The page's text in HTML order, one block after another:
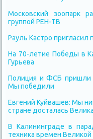
Московский зоопарк
группой РЕН-ТВ
Рауль Кастро пригласил
На 70-летие Победы в
Гурьева
Полиция и ФСБ пришли
Мы победили
Евгений Куйвашев: Мы
стране досталась
В Калининграде в
техника времен